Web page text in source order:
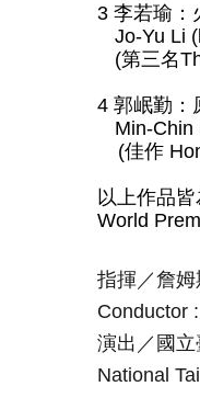
3 李若瑜：
Jo-Yu Li
(第三名
4 郭岷勤：
Min-Chin
(佳作
以上作品
World
指揮／詹姆
Conductor
演出／國
National